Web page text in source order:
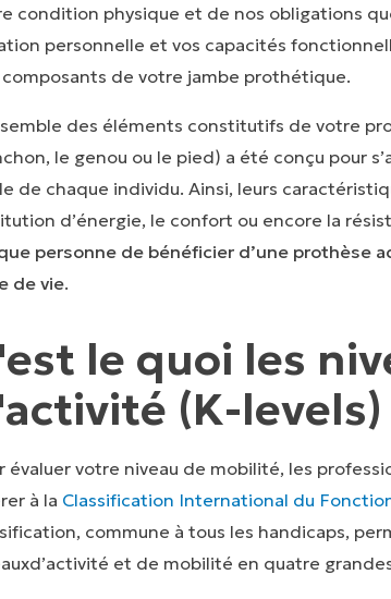
condition physique et de nos obligations
personnelle et vos capacités
de votre jambe prothétique.
des éléments constitutifs de votre
le genou ou le pied) a été conçu pour
de chaque individu. Ainsi, leurs
d’énergie, le confort ou encore la
personne de bénéficier d’une prothèse
de vie.
le quoi les
(K-levels)
évaluer votre niveau de mobilité, les
à la Classification International du
commune à tous les handicaps,
et de mobilité en quatre